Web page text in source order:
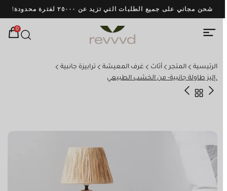
0
الرئيسية المتجر أثاث غرف المعيشة
ترابيزة جانبية
.إليز طاولة جانبية- من الخشب الطبيعي